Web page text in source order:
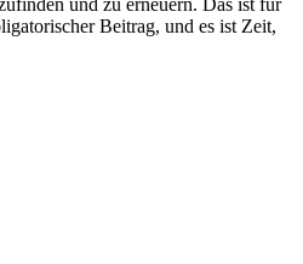
und zu erneuern. Das ist für
Beitrag, und es ist Zeit,